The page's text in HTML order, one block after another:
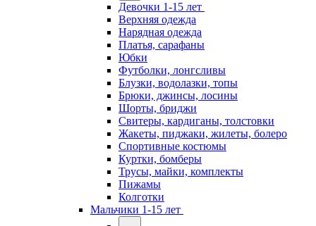
Девочки 1-15 лет
Верхняя одежда
Нарядная одежда
Платья, сарафаны
Юбки
Футболки, лонгсливы
Блузки, водолазки, топы
Брюки, джинсы, лосины
Шорты, бриджи
Свитеры, кардиганы, толстовки
Жакеты, пиджаки, жилеты, болеро
Спортивные костюмы
Куртки, бомберы
Трусы, майки, комплекты
Пижамы
Колготки
Мальчики 1-15 лет